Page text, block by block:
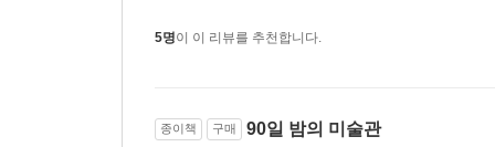
5명이 이 리뷰를 추천합니다.
종이책 구매 90일 밤의 미술관